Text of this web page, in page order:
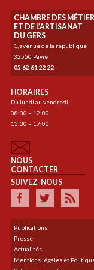
CHAMBRE DES
ET DE L’ARTISANAT
DU GERS
1, avenue de la république
32550 Pavie
05 62 61 22 22
HORAIRES
Du lundi au vendredi
08:30 – 12:00
13:30 – 17:00
NOUS
CONTACTER
SUIVEZ-NOUS
Publications
Presse
Actualités
Mentions légales et